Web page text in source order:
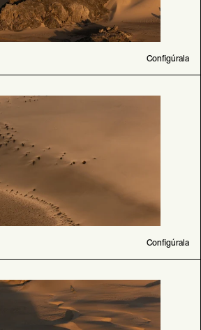
Configúrala
Configúrala